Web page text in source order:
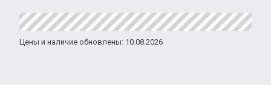
Цены и наличие обновлены: 10.08.2026